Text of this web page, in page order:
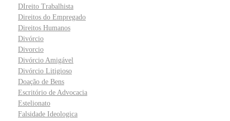
DIreito Trabalhista
Direitos do Empregado
Direitos Humanos
Divórcio
Divorcio
Divórcio Amigável
Divórcio Litigioso
Doação de Bens
Escritório de Advocacia
Estelionato
Falsidade Ideologica